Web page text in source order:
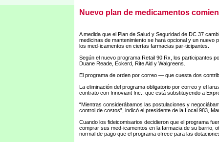
Nuevo plan de medicamentos
A medida que el Plan de Salud y Seguridad de DC 37
medicinas de mantenimiento se hará opcional y un
los med-icamentos en ciertas farmacias par-ticipantes.
Según el nuevo programa Retail 90 Rx, los participantes
Duane Reade, Eckerd, Rite Aid y Walgreens.
El programa de orden por correo — que cuesta dos
La eliminación del programa obligatorio por correo y el
contrato con Innoviant Inc., que está substituyendo a
“Mientras considerábamos las postulaciones y
control de costos”, indicó el presidente de la Local 983,
Cuando los fideicomisarios decidieron que el programa
comprar sus med-icamentos en la farmacia de su barrio,
normal de pago que el programa ofrece para las